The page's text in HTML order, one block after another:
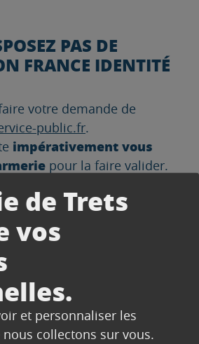
de Trets
vos
et personnaliser les
collectons sur vous.
PAS DE
FRANCE IDENTITÉ
votre demande de
public.fr.
impérativement vous
pour la faire valider.
vous rendre
pour établir
faire votre demande en